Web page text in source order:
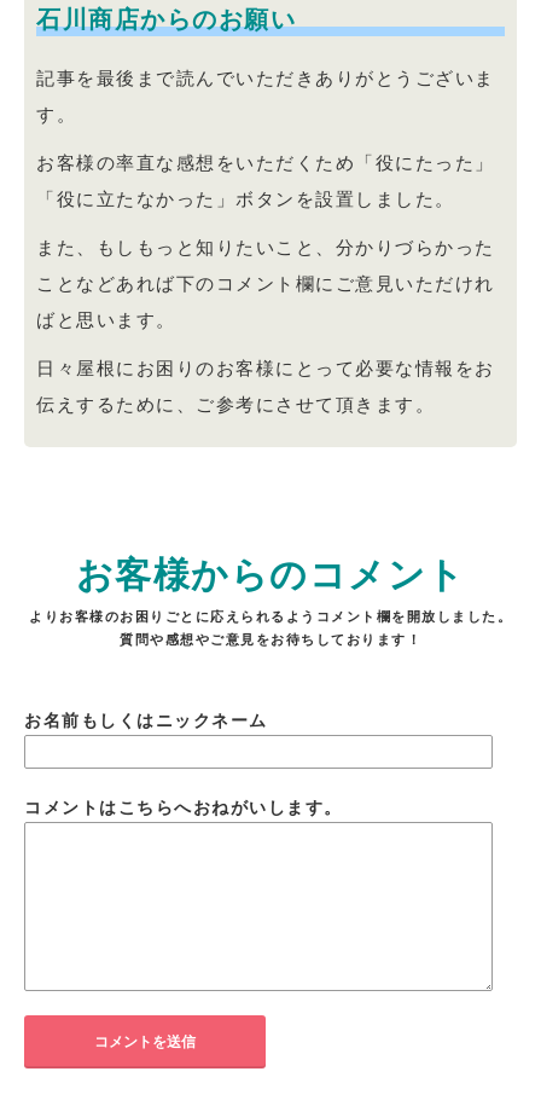
石川商店からのお願い
記事を最後まで読んでいただきありがとうございま
す。
お客様の率直な感想をいただくため「役にたった」
「役に立たなかった」ボタンを設置しました。
また、もしもっと知りたいこと、分かりづらかった
ことなどあれば下のコメント欄にご意見いただけれ
ばと思います。
日々屋根にお困りのお客様にとって必要な情報をお
伝えするために、ご参考にさせて頂きます。
お客様からのコメント
よりお客様のお困りごとに応えられるようコメント欄を開放しました。
質問や感想やご意見をお待ちしております！
お名前もしくはニックネーム
コメントはこちらへおねがいします。